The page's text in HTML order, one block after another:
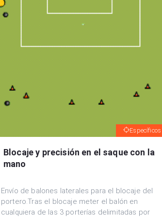
Específicos
Blocaje y precisión en el saque con la
mano
Envío de balones laterales para el blocaje del
portero.Tras el blocaje meter el balón en
cualquiera de las 3 porterías delimitadas por